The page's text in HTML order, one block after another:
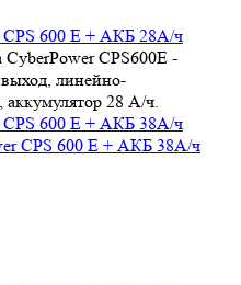
CPS 600 E + АКБ 28А/ч
CPS600E -
линейно-
28 А/ч.
CPS 600 E + АКБ 38А/ч